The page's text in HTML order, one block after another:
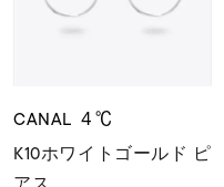
CANAL ４℃
K10ホワイトゴールド ピ